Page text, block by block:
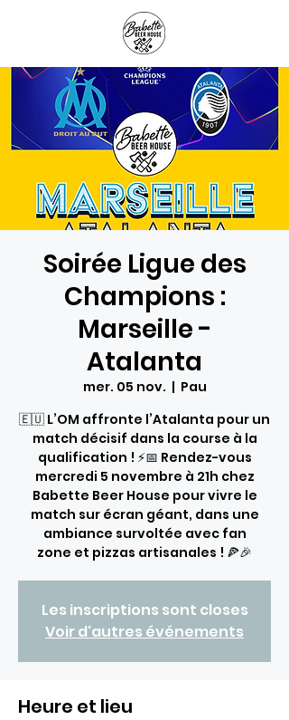
Soirée Ligue des
Champions :
Marseille -
Atalanta
mer. 05 nov.
  |
Pau
🇪🇺 L’OM affronte l’Atalanta pour un
match décisif dans la course à la
qualification ! ⚡📅 Rendez-vous
mercredi 5 novembre à 21h chez
Babette Beer House pour vivre le
match sur écran géant, dans une
ambiance survoltée avec fan
zone et pizzas artisanales ! 🍕🎉
Les inscriptions sont closes
Voir d'autres événements
Heure et lieu